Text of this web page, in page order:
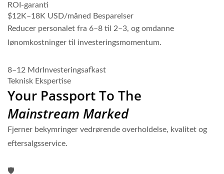
ROI-garanti
$12K–18K USD/måned Besparelser
Reducer personalet fra 6–8 til 2–3, og omdanne
lønomkostninger til investeringsmomentum.
8–12 Mdr Investeringsafkast
Teknisk Ekspertise
Your Passport To The
Mainstream Marked
Fjerner bekymringer vedrørende overholdelse, kvalitet og
eftersalgsservice.
🛡️